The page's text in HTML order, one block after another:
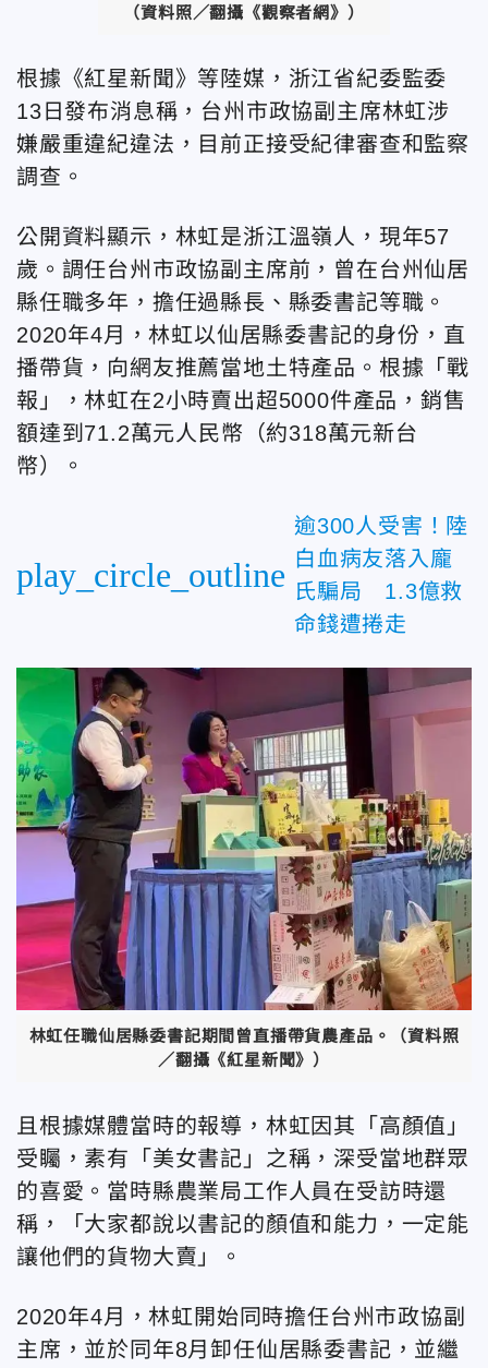
（資料照／翻攝《觀察者網》）
根據《紅星新聞》等陸媒，浙江省紀委監委
13日發布消息稱，台州市政協副主席林虹涉
嫌嚴重違紀違法，目前正接受紀律審查和監察
調查。
公開資料顯示，林虹是浙江溫嶺人，現年57
歲。調任台州市政協副主席前，曾在台州仙居
縣任職多年，擔任過縣長、縣委書記等職。
2020年4月，林虹以仙居縣委書記的身份，直
播帶貨，向網友推薦當地土特產品。根據「戰
報」，林虹在2小時賣出超5000件產品，銷售
額達到71.2萬元人民幣（約318萬元新台
幣）。
play_circle_outline
逾300人受害！陸
白血病友落入龐
氏騙局 1.3億救
命錢遭捲走
林虹任職仙居縣委書記期間曾直播帶貨農產品。（資料照
／翻攝《紅星新聞》）
且根據媒體當時的報導，林虹因其「高顏值」
受矚，素有「美女書記」之稱，深受當地群眾
的喜愛。當時縣農業局工作人員在受訪時還
稱，「大家都說以書記的顏值和能力，一定能
讓他們的貨物大賣」。
2020年4月，林虹開始同時擔任台州市政協副
主席，並於同年8月卸任仙居縣委書記，並繼